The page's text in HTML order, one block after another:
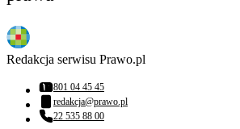
Redakcja serwisu Prawo.pl
Numer telefonu:
801 04 45 45
Adres email:
redakcja@prawo.pl
Numer telefonu:
22 535 88 00